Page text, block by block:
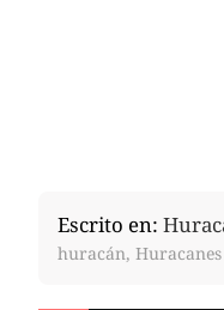
Escrito en:
huracán, Huracanes